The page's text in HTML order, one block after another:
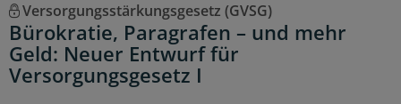
Versorgungsstärkungsgesetz (GVSG)
Bürokratie, Paragrafen – und mehr
Geld: Neuer Entwurf für
Versorgungsgesetz I